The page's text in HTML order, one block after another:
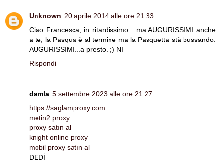
Unknown 20 aprile 2014 alle ore 21:33
Ciao Francesca, in ritardissimo....ma AUGURISSIMI anche
a te, la Pasqua è al termine ma la Pasquetta stà bussando.
AUGURISSIMI...a presto. ;) NI
Rispondi
damla 5 settembre 2023 alle ore 21:27
https://saglamproxy.com
metin2 proxy
proxy satın al
knight online proxy
mobil proxy satın al
DEDİ